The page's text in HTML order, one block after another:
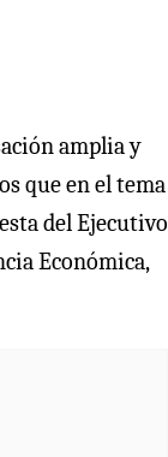
amplia y
que en el tema
del Ejecutivo
Económica,